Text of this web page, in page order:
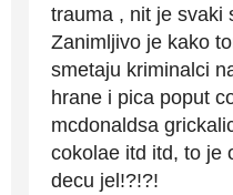
trauma , nit je svaki
Zanimljivo je kako
smetaju kriminalci
hrane i pica poput
mcdonaldsa
cokolae itd itd, to je
decu jel!?!?!